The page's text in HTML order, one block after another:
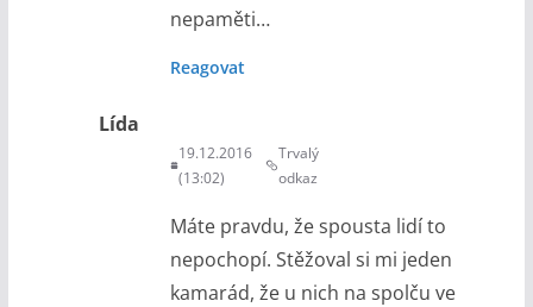
nepaměti…
Reagovat
Lída
19.12.2016
(13:02)
Trvalý
odkaz
Máte pravdu, že spousta lidí to
nepochopí. Stěžoval si mi jeden
kamarád, že u nich na spolču ve